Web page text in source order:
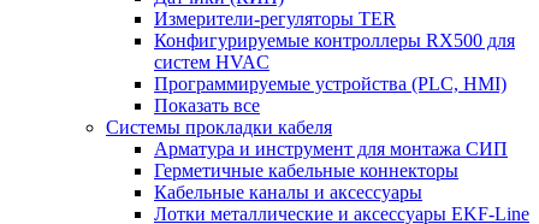
Измерители-регуляторы TER
Конфигурируемые контроллеры RX500 для
систем HVAC
Программируемые устройства (PLC, HMI)
Показать все
Системы прокладки кабеля
Арматура и инструмент для монтажа СИП
Герметичные кабельные коннекторы
Кабельные каналы и аксессуары
Лотки металлические и аксессуары EKF-Line